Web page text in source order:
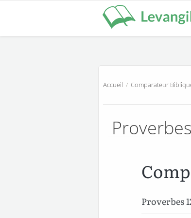
Accueil / Comparateur
Proverbes
Proverbes